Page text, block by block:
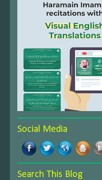
Social Media
Search This Blog